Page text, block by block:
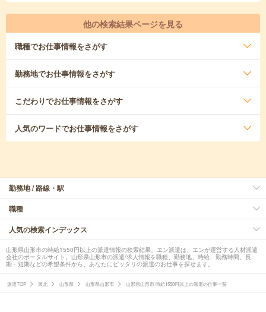
他の検索結果ページを見る
職種でお仕事情報をさがす
勤務地でお仕事情報をさがす
こだわりでお仕事情報をさがす
人気のワードでお仕事情報をさがす
勤務地 / 路線・駅
職種
人気の検索インデックス
山形県山形市の時給1550円以上の派遣情報の検索結果。エン派遣は、エンが運営する人材派遣
会社のポータルサイト。山形県山形市の派遣/求人情報を職種、勤務地、時給、勤務時間、長
期・短期などの希望条件から、あなたにピッタリの派遣のお仕事を探せます。
派遣TOP 東北 山形県 山形県山形市 山形県山形市 時給1550円以上の派遣の仕事一覧